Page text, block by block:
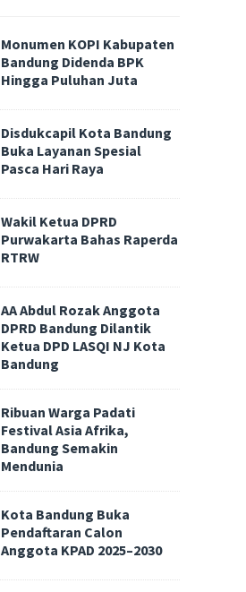
Monumen KOPI Kabupaten
Bandung Didenda BPK
Hingga Puluhan Juta
Disdukcapil Kota Bandung
Buka Layanan Spesial
Pasca Hari Raya
Wakil Ketua DPRD
Purwakarta Bahas Raperda
RTRW
AA Abdul Rozak Anggota
DPRD Bandung Dilantik
Ketua DPD LASQI NJ Kota
Bandung
Ribuan Warga Padati
Festival Asia Afrika,
Bandung Semakin
Mendunia
Kota Bandung Buka
Pendaftaran Calon
Anggota KPAD 2025–2030